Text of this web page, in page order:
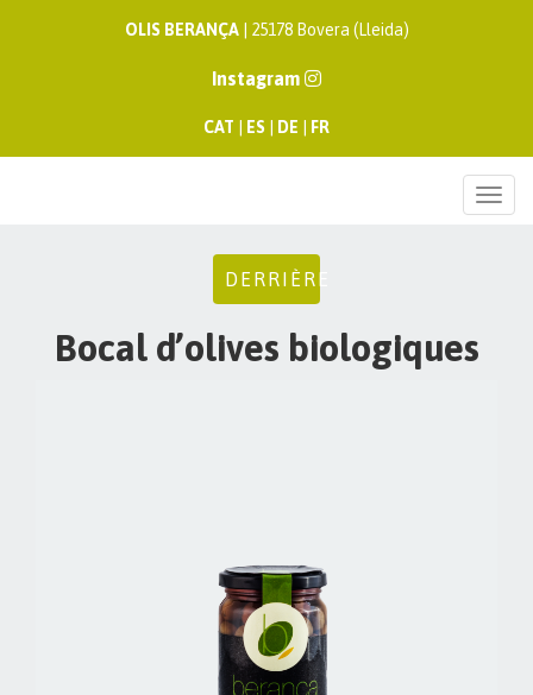
OLIS BERANÇA| 25178 Bovera (Lleida)
Instagram
CAT ES DE FR
DERRIÈRE
Bocal d’olives biologiques